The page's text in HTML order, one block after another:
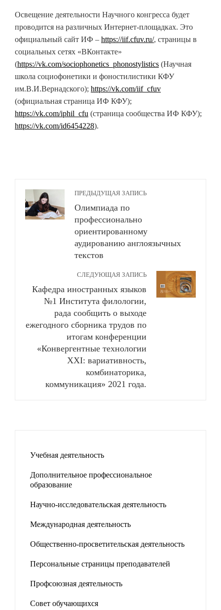
Освещение деятельности Научного конгресса будет
проводится на различных Интернет-площадках. Это
официальный сайт ИФ – https://iif.cfuv.ru/, страницы в
социальных сетях «ВКонтакте»
(https://vk.com/sociophonetics_phonostylistics (Научная
школа социофонетики и фоностилистики КФУ
им.В.И.Вернадского); https://vk.com/iif_cfuv
(официальная страница ИФ КФУ);
https://vk.com/iphil_cfu (страница сообщества ИФ КФУ);
https://vk.com/id6454228).
ПРЕДЫДУЩАЯ ЗАПИСЬ
Олимпиада по
профессионально
ориентированному
аудированию англоязычных
текстов
СЛЕДУЮЩАЯ ЗАПИСЬ
Кафедра иностранных языков
№1 Института филологии,
рада сообщить о выходе
ежегодного сборника трудов по
итогам конференции
«Конвергентные технологии
XXI: вариативность,
комбинаторика,
коммуникация» 2021 года.
Учебная деятельность
Дополнительное профессиональное
образование
Научно-исследовательская деятельность
Международная деятельность
Общественно-просветительская деятельность
Персональные страницы преподавателей
Профсоюзная деятельность
Совет обучающихся